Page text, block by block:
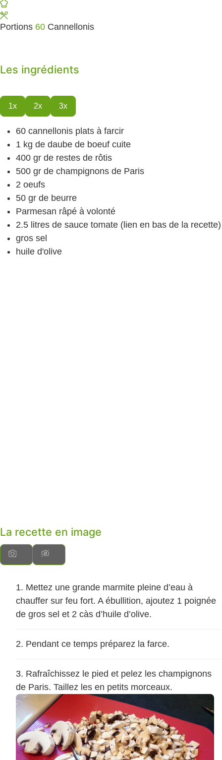
Portions 60 Cannellonis
Les ingrédients
1x 2x 3x
60 cannellonis plats à farcir
1 kg de daube de boeuf cuite
400 gr de restes de rôtis
500 gr de champignons de Paris
2 oeufs
50 gr de beurre
Parmesan râpé à volonté
2.5 litres de sauce tomate (lien en bas de la recette)
gros sel
huile d'olive
La recette en image
Mettez une grande marmite pleine d’eau à
chauffer sur feu fort. A ébullition, ajoutez 1 poignée
de gros sel et 2 càs d’huile d’olive.
Pendant ce temps préparez la farce.
Rafraîchissez le pied et pelez les champignons
de Paris. Taillez les en petits morceaux.